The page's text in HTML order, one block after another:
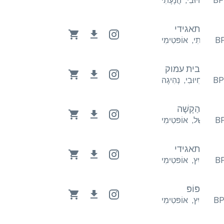
תאגידי
הֲנָעָתִי, אוֹפּטִימִי
בית עמוק
חִיוּבִי, נְהִיגָה
הַקָשָׁה
לְבַשֵׁל, אוֹפּטִימִי
תאגידי
קַיִץ, אוֹפּטִימִי
פּוֹפּ
קַיִץ, אוֹפּטִימִי